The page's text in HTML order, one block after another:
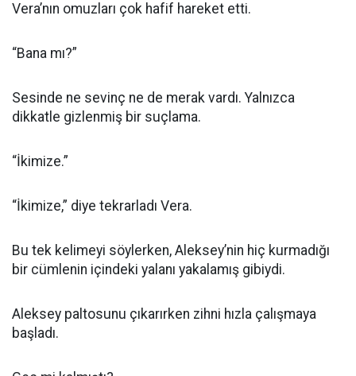
Vera’nın omuzları çok hafif hareket etti.
“Bana mı?”
Sesinde ne sevinç ne de merak vardı. Yalnızca
dikkatle gizlenmiş bir suçlama.
“İkimize.”
“İkimize,” diye tekrarladı Vera.
Bu tek kelimeyi söylerken, Aleksey’nin hiç kurmadığı
bir cümlenin içindeki yalanı yakalamış gibiydi.
Aleksey paltosunu çıkarırken zihni hızla çalışmaya
başladı.